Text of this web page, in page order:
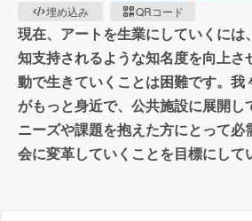
埋め込み
QRコード
現在、アートを生業にしていくには
知支持されるような知名度を向上さ
動で生きていくことは困難です。我
がもっと身近で、公共施設に展開し
ニーズや課題を抱えた方にとって必
会に変革していくことを目標にして